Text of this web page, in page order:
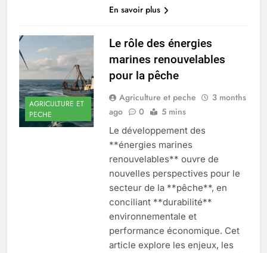
En savoir plus
AGRICULTURE ET
PECHE
Le rôle des énergies
marines renouvelables
pour la pêche
Agriculture et peche
3 months
ago
0 5 mins
Le développement des
**énergies marines
renouvelables** ouvre de
nouvelles perspectives pour le
secteur de la **pêche**, en
conciliant **durabilité**
environnementale et
performance économique. Cet
article explore les enjeux, les